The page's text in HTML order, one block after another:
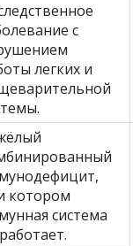
с
легких и
котором
система